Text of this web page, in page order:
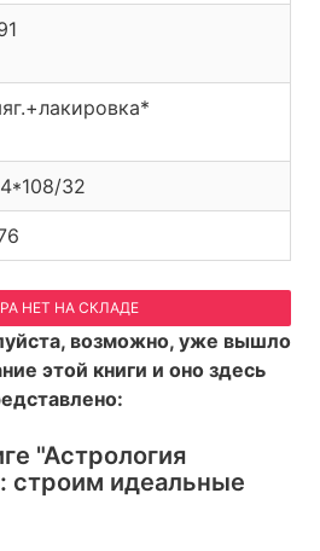
32
НЕТ НА СКЛАДЕ
возможно, уже вышло
этой книги и оно здесь
"Астрология
строим идеальные